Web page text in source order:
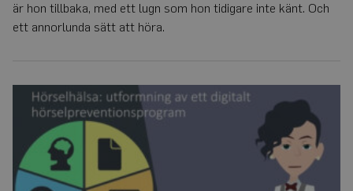
är hon tillbaka, med ett lugn som hon tidigare inte känt. Och
ett annorlunda sätt att höra.
Onlinekurs
hörselhälsa
bättre
lyssningsvanor